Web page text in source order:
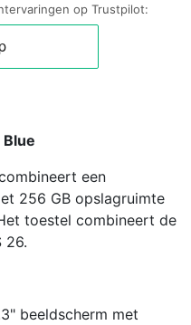
op Trustpilot:
een
256 GB opslagruimte
toestel combineert de
26.
beeldscherm met